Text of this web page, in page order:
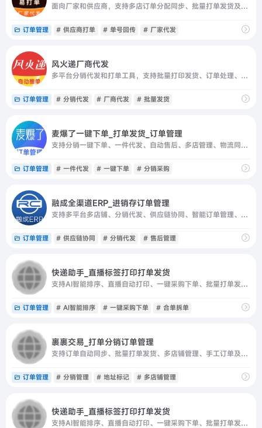
面向厂家和供应商，支持多店订单分配同步、批量打单发货及物流单号自动回传。
订单管理 # 供应商打单 # 单号回传 # 厂家代发
风火递厂商代发
多平台分销代发和打单工具，支持批量打印发货、订单处理、解密发货等代发业务场景。
订单管理 # 分销代发 # 厂商代发 # 批量发货
麦爆了一键下单_打单发货_订单管理
支持分销一键下单、一件代发、自动售后、多店管理、物流同步、自动发货及利润统计。
订单管理 # 一件代发 # 一键下单 # 分销采购
融成全渠道ERP_进销存订单管理
支持多平台多店铺、分销代发、供应链协同、智能订单管理、库存及数据报表分析。
订单管理 # 供应链协同 # 分销代发 # 售后管理
快递助手_直播标签打印打单发货
支持AI智能排序、直播自动打印、一键采购下单、批量打单发货、筛单及合单拆单。
订单管理 # AI智能排序 # 一键采购下单 # 合单拆单
裹裹交易_打单分销订单管理
支持订单自动同步、批量打单发货、多店铺管理、手工订单及特殊发货地址标记。
订单管理 # 分销管理 # 地址标记 # 多店铺管理
快递助手_直播标签打印打单发货
支持AI智能排序、直播自动打印、一键采购下单、批量打单发货、筛单及合单拆单。